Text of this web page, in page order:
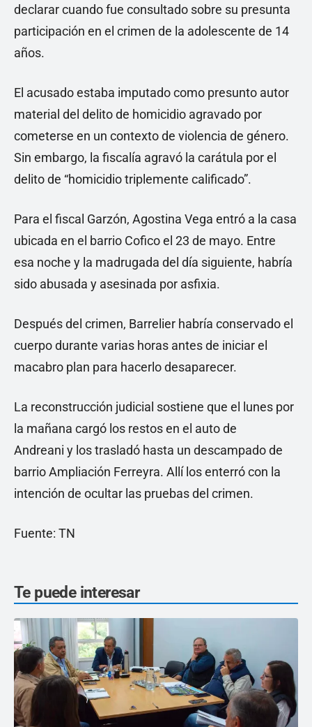
declarar cuando fue consultado sobre su presunta
participación en el crimen de la adolescente de 14
años.
El acusado estaba imputado como presunto autor
material del delito de homicidio agravado por
cometerse en un contexto de violencia de género.
Sin embargo, la fiscalía agravó la carátula por el
delito de “homicidio triplemente calificado”.
Para el fiscal Garzón, Agostina Vega entró a la casa
ubicada en el barrio Cofico el 23 de mayo. Entre
esa noche y la madrugada del día siguiente, habría
sido abusada y asesinada por asfixia.
Después del crimen, Barrelier habría conservado el
cuerpo durante varias horas antes de iniciar el
macabro plan para hacerlo desaparecer.
La reconstrucción judicial sostiene que el lunes por
la mañana cargó los restos en el auto de
Andreani y los trasladó hasta un descampado de
barrio Ampliación Ferreyra. Allí los enterró con la
intención de ocultar las pruebas del crimen.
Fuente: TN
Te puede interesar